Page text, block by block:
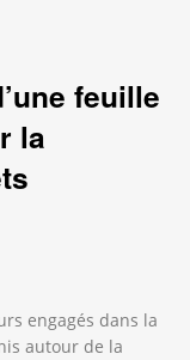
feuille
la
engagés dans la
autour de la